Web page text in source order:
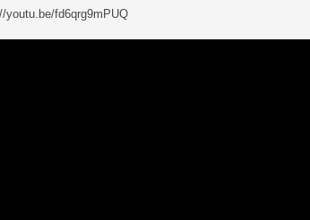
youtu.be/fd6qrg9mPUQ